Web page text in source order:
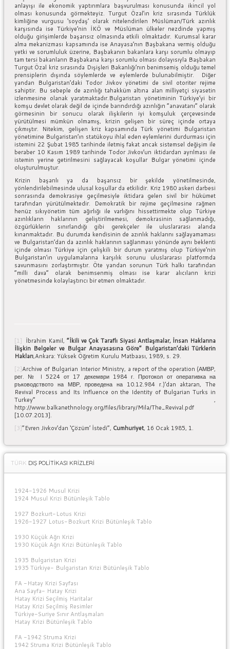
anlayışı ile ekonomik yaptırımlara başvurulması konusunda ikincil yol
olması konusunda görmekteyiz. Turgut Özal’ın kriz sırasında Türklük
kimliğine vurgusu ‘soydaş’ olarak nitelendirilen Müslüman/Türk azınlık
karşısında ise Türkiye’nin İKÖ ve Müslüman ülkeler nezdinde yapmış
olduğu girişimlerde başarısız olmasında etkili olmaktadır. Kurumsal karar
alma mekanizması kapsamında ise Anayasa’nın Başbakana vermiş olduğu
yetki ve sorumluluk üzerine, Başbakanın bakanlara karşı sorumlu olmayıp
tam tersi bakanların Başbakana karşı sorumlu olması dolayısıyla Başbakan
Turgut Özal kriz sırasında Dışişleri Bakanlığı’nın benimsemiş olduğu temel
prensiplerin dışında söylemlerde ve eylemlerde bulunabilmiştir. Diğer
yandan Bulgaristan’daki Todor Jivkov yönetimi de sivil otoriter rejime
sahiptir. Bu sebeple de azınlığı tahakküm altına alan milliyetçi siyasetin
izlenmesine olanak yaratmaktadır.Bulgaristan yönetiminin Türkiye’yi bir
komşu devlet olarak değil de içinde barındırdığı azınlığın “anavatanı” olarak
görmesinin bir sonucu olarak ilişkilerin iyi komşuluk çerçevesinde
yürütülmesi mümkün olmamış, krizin gelişen bir süreç içinde ortaya
çıkmıştır. Nitekim, gelişen kriz kapsamında Türk yönetimi Bulgaristan
yönetimine Bulgaristan’ın statükoyu ihlal eden eylemlerini durdurması için
istemini 22 Şubat 1985 tarihinde iletmiş fakat ancak sistemsel değişim ile
beraber 10 Kasım 1989 tarihinde Todor Jivkov’un iktidardan ayrılması ile
istemin yerine getirilmesini sağlayacak koşullar Bulgar yönetimi içinde
oluşturulmuştur.
Krizin başarılı ya da başarısız bir şekilde yönetilmesinde,
yönlendirilebilmesinde ulusal koşullar da etkilidir. Kriz 1980 askeri darbesi
sonrasında demokrasiye geçilmesiyle iktidara gelen sivil bir hükümet
tarafından yürütülmektedir. Demokratik bir rejime geçilmesine rağmen
henüz sıkıyönetim tüm ağırlığı ile varlığını hissettirmekte olup Türkiye
azınlıkların haklarının geliştirilmemesi, demokrasinin sağlanmadığı,
özgürlüklerin sınırlandığı gibi gerekçeler ile uluslararası alanda
kınanmaktadır. Bu durumda kendisinin de azınlık haklarını sağlayamaması
ve Bulgaristan’dan da azınlık haklarının sağlanması yönünde aynı beklenti
içinde olması Türkiye için çelişkili bir durum yaratmış olup Türkiye’nin
Bulgaristan’ın uygulamalarına karşılık sorunu uluslararası platformda
savunmasını zorlaştırmıştır. Öte yandan sorunun Türk halkı tarafından
“milli dava” olarak benimsenmiş olması ise karar alıcıların krizi
yönetmesinde kolaylaştırıcı bir etmen olmaktadır.
[1] İbrahim Kamil, “İkili ve Çok Taraflı Siyasi Antlaşmalar, İnsan Haklarına
İlişkin Belgeler ve Bulgar Anayasasına Göre” Bulgaristan’daki Türklerin
Hakları,Ankara: Yüksek Öğretim Kurulu Matbaası, 1989, s. 29.
[2]Archive of Bulgarian Interior Ministry, a report of the operation (АМВР,
рег. № I 5224 от 17 декември 1984 г. Протокол от оперативка на
ръководството на МВР, проведена на 10.12.984 г.)’dan aktaran, The
Revival Process and Its Influence on the Identity of Bulgarian Turks in
Turkey” ,
http://www.balkanethnology.org/files/library/Mila/The_Revival.pdf
[10.07.2013].
[3]“Evren Jivkov’dan ‘Çözüm’ İstedi”, Cumhuriyet, 16 Ocak 1985, 1.
TÜRK DIŞ POLİTİKASI KRİZLERİ
1924-1926 Musul Krizi
1924 Musul Krizi Bütünleşik Tablo
1927 Bozkurt-Lotus Krizi
1926-1927 Lotus-Bozkurt Krizi Bütünleşik Tablo
1930 Küçük Ağrı Krizi
1930 Küçük Ağrı Krizi Bütünleşik Tablo
1935 Bulgaristan Krizi
1935 Türkiye- Bulgaristan Krizi Bütünleşik Tablo
FA -Hatay Krizi Sayfası
Ana Sayfa- Hatay Krizi
Hatay Krizi Seçilmiş Haritalar
Hatay Krizi Seçilmiş Resimler
Türkiye-Suriye Sınır Antlaşmaları
Hatay Krizi Bütünleşik Tablo
FA -1942 Struma Krizi
1942 Struma Krizi Bütünleşik Tablo